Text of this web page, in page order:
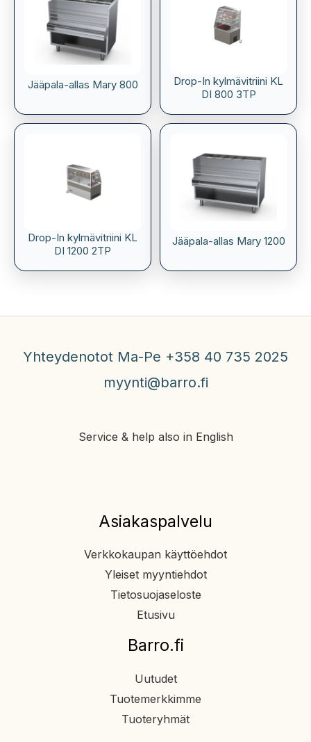
Jääpala-allas Mary 800
Drop-In kylmävitriini KL
DI 800 3TP
Drop-In kylmävitriini KL
DI 1200 2TP
Jääpala-allas Mary 1200
Yhteydenotot Ma-Pe +358 40 735 2025
myynti@barro.fi
Service & help also in English
Asiakaspalvelu
Verkkokaupan käyttöehdot
Yleiset myyntiehdot
Tietosuojaseloste
Etusivu
Barro.fi
Uutudet
Tuotemerkkimme
Tuoteryhmät